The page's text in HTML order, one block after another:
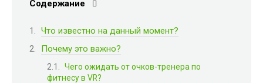
Содержание
Что известно на данный момент?
Почему это важно?
Чего ожидать от очков-тренера по
фитнесу в VR?